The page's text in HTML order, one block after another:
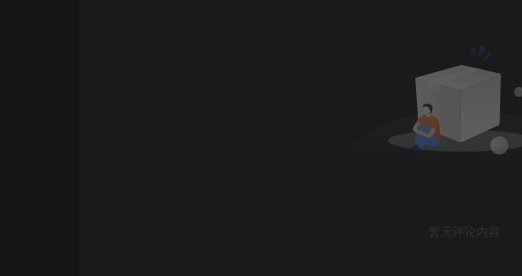
暂无评论内容